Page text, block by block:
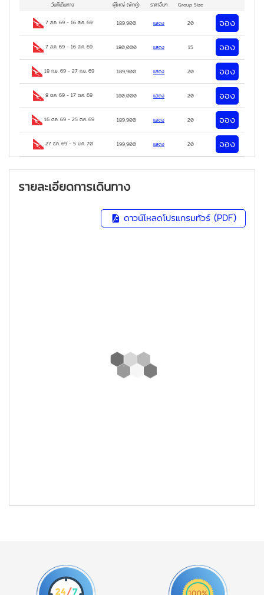
วันที่เดินทาง ผู้ใหญ่(พักคู่) ราคาอื่นๆ Group Size
7 ส.ค. 69 -16 ส.ค. 69 189,900 แสดง 20 จอง
7 ส.ค. 69 -16 ส.ค. 69 180,000 แสดง 15 จอง
18 ก.ย. 69- 27 ก.ย. 69 189,900 แสดง 20 จอง
8 ต.ค. 69 -17 ต.ค. 69 180,000 แสดง 20 จอง
16 ต.ค. 69- 25 ต.ค. 69 189,900 แสดง 20 จอง
27 ธ.ค. 69- 5 ม.ค. 70 199,900 แสดง 20 จอง
รายละเอียดการเดินทาง
ดาวน์โหลดโปรแกรมทัวร์ (PDF)